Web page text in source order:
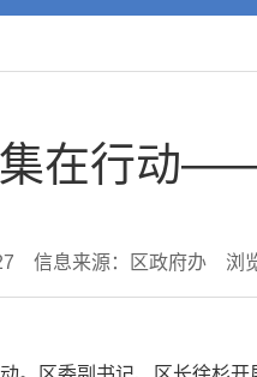
在行动
信息来源：区政府办 浏